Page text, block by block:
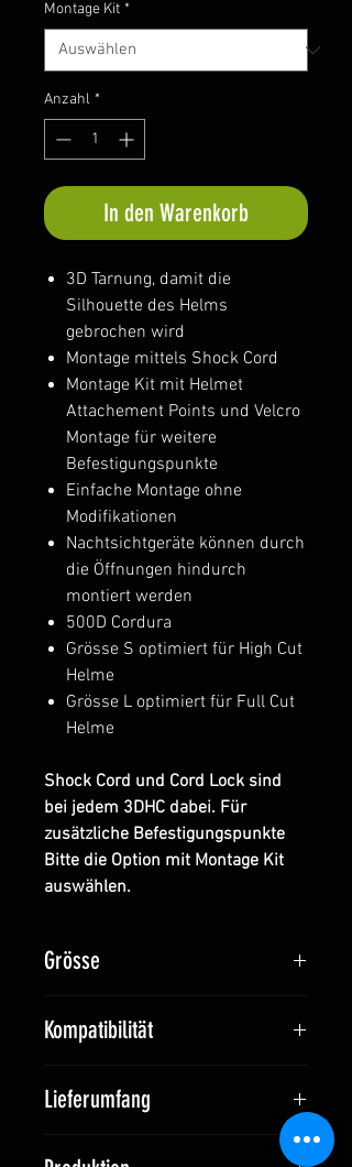
Montage Kit *
Anzahl *
In den Warenkorb
3D Tarnung, damit die
Silhouette des Helms
gebrochen wird
Montage mittels Shock Cord
Montage Kit mit Helmet
Attachement Points und Velcro
Montage für weitere
Befestigungspunkte
Einfache Montage ohne
Modifikationen
Nachtsichtgeräte können durch
die Öffnungen hindurch
montiert werden
500D Cordura
Grösse S optimiert für High Cut
Helme
Grösse L optimiert für Full Cut
Helme
Shock Cord und Cord Lock sind
bei jedem 3DHC dabei. Für
zusätzliche Befestigungspunkte
Bitte die Option mit Montage Kit
auswählen.
Grösse
530 x 450 mm
580 x 530 mm
Kompatibilität
(abhängig von der Grösse)
Lieferumfang